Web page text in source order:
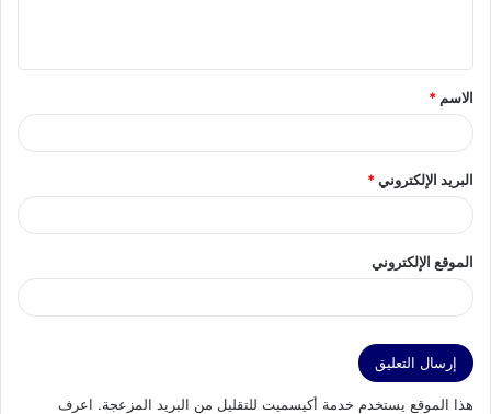
ق
*
الاسم *
البريد الإلكتروني*
الموقع الإلكتروني
هذا الموقع يستخدم خدمة أكيسميت للتقليل من البريد المزعجة. اعرف